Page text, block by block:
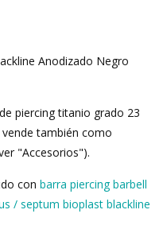
Anodizado Negro
piercing titanio grado 23
también como
"Accesorios").
con barra piercing barbell
/ septum bioplast blackline